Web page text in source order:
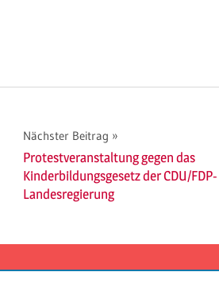
Nächster Beitrag
Protestveranstaltung gegen das
Kinderbildungsgesetz der CDU/FDP-
Landesregierung